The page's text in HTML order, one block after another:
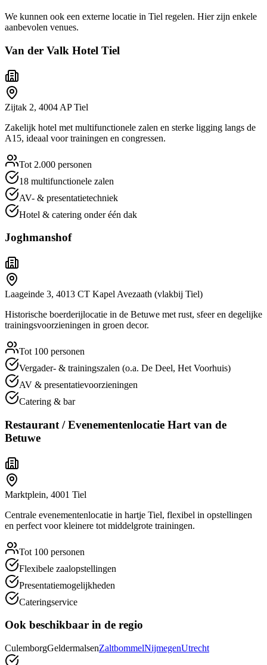
We kunnen ook een externe locatie in Tiel regelen. Hier zijn enkele
aanbevolen venues.
Van der Valk Hotel Tiel
Zijtak 2, 4004 AP Tiel
Zakelijk hotel met multifunctionele zalen en sterke ligging langs de
A15, ideaal voor trainingen en congressen.
Tot 2.000 personen
18 multifunctionele zalen
AV- & presentatietechniek
Hotel & catering onder één dak
Joghmanshof
Laageinde 3, 4013 CT Kapel Avezaath (vlakbij Tiel)
Historische boerderijlocatie in de Betuwe met rust, sfeer en degelijke
trainingsvoorzieningen in groen decor.
Tot 100 personen
Vergader- & trainingszalen (o.a. De Deel, Het Voorhuis)
AV & presentatievoorzieningen
Catering & bar
Restaurant / Evenementenlocatie Hart van de
Betuwe
Marktplein, 4001 Tiel
Centrale evenementenlocatie in hartje Tiel, flexibel in opstellingen
en perfect voor kleinere tot middelgrote trainingen.
Tot 100 personen
Flexibele zaalopstellingen
Presentatiemogelijkheden
Cateringservice
Ook beschikbaar in de regio
CulemborgGeldermalsenZaltbommelNijmegenUtrecht